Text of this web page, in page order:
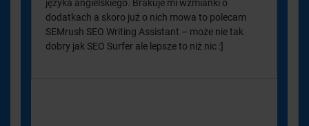
języka angielskiego. Brakuje mi wzmianki o
dodatkach a skoro już o nich mowa to polecam
SEMrush SEO Writing Assistant – może nie tak
dobry jak SEO Surfer ale lepsze to niż nic :]